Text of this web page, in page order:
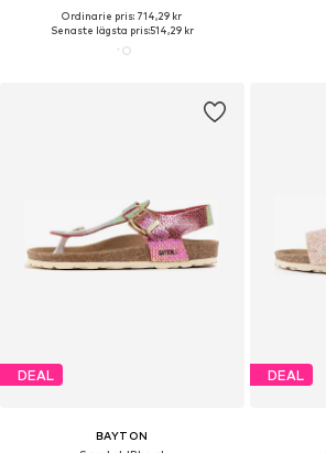
Ordinarie pris: 714,29 kr
Senaste lägsta pris:514,29 kr
DEAL
BAYTON
DEAL